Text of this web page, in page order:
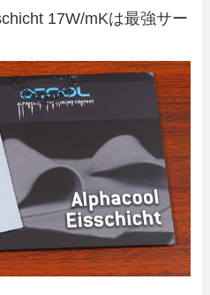
17W/mKは最強サー